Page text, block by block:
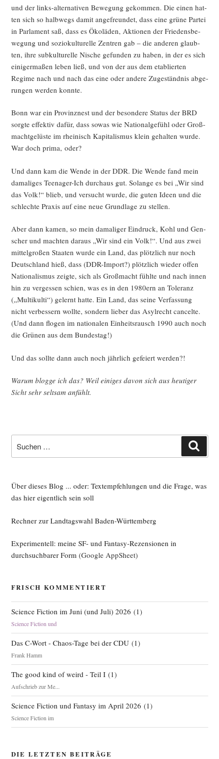
und der links-alter­na­ti­ven Bewe­gung gekom­men. Die einen hat­
ten sich so halb­wegs damit ange­freun­det, dass eine grü­ne Par­tei
in Par­la­ment saß, dass es Öko­lä­den, Aktio­nen der Frie­dens­be­
we­gung und sozio­kul­tu­rel­le Zen­tren gab – die ande­ren glaub­
ten, ihre sub­kul­tu­rel­le Nische gefun­den zu haben, in der es sich
eini­ger­ma­ßen leben ließ, und von der aus dem eta­blier­ten
Regime nach und nach das eine oder ande­re Zuge­ständ­nis abge­
run­gen wer­den konnte.
Bonn war ein Pro­vinz­nest und der beson­de­re Sta­tus der BRD
sorg­te effek­tiv dafür, dass sowas wie Natio­nal­ge­fühl oder Groß­
macht­ge­lüs­te im rhei­nisch Kapi­ta­lis­mus klein gehal­ten wur­de.
War doch pri­ma, oder?
Und dann kam die Wen­de in der DDR. Die Wen­de fand mein
dama­li­ges Teen­ager-Ich durch­aus gut. Solan­ge es bei „Wir sind
das Volk!“ blieb, und ver­sucht wur­de, die guten Ideen und die
schlech­te Pra­xis auf eine neue Grund­la­ge zu stellen.
Aber dann kamen, so mein dama­li­ger Ein­druck, Kohl und Gen­
scher und mach­ten dar­aus „Wir sind ein Volk!“. Und aus zwei
mit­tel­gro­ßen Staa­ten wur­de ein Land, das plötz­lich nur noch
Deutsch­land hieß, dass (DDR-Import?) plötz­lich wie­der offen
Natio­na­lis­mus zeig­te, sich als Groß­macht fühl­te und nach innen
hin zu ver­ges­sen schien, was es in den 1980ern an Tole­ranz
(„Mul­ti­kul­ti“) gelernt hat­te. Ein Land, das sei­ne Ver­fas­sung
nicht ver­bes­sern woll­te, son­dern lie­ber das Asyl­recht can­cel­te.
(Und dann flo­gen im natio­na­len Ein­heits­rausch 1990 auch noch
die Grü­nen aus dem Bundestag!)
Und das soll­te dann auch noch jähr­lich gefei­ert werden?!
War­um blog­ge ich das? Weil eini­ges davon sich aus heu­ti­ger
Sicht sehr selt­sam anfühlt.
nach:
Über dieses Blog ... oder: Textempfehlungen und die Frage, was
das hier eigentlich sein soll
Rechner zur Landtagswahl Baden-Württemberg
Experimentell: meine SF- und Fantasy-Rezensionen in
durchsuchbarer Form(Google AppSheet)
FRISCH KOMMENTIERT
Science Fiction im Juni (und Juli) 2026 (1)
Science Fiction und
Das C-Wort - Chaos-Tage bei der CDU(1)
Frank Hamm
The good kind of weird - Teil I(1)
Aufschrieb zur Me...
Science Fiction und Fantasy im April 2026 (1)
Science Fiction im
DIE LETZTEN BEITRÄGE